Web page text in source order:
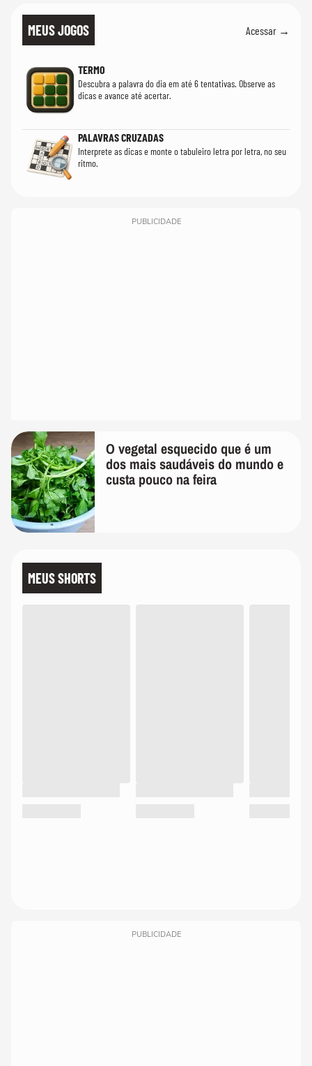
MEUS JOGOS Acessar →
TERMO
Descubra a palavra do dia em até 6 tentativas. Observe as
dicas e avance até acertar.
PALAVRAS CRUZADAS
Interprete as dicas e monte o tabuleiro letra por letra, no seu
ritmo.
PUBLICIDADE
O vegetal esquecido que é um
dos mais saudáveis do mundo e
custa pouco na feira
MEUS SHORTS
PUBLICIDADE